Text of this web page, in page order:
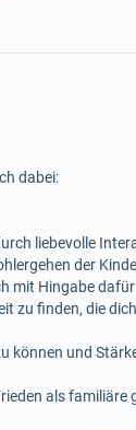
dabei:
liebevolle
der
mit Hingabe
zu finden, die
können und
als